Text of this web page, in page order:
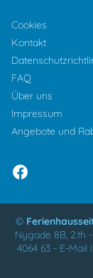
Cookies
Kontakt
FAQ
Über uns
Impressum
Angebote und
©
Nygade 8B, 2.th -
4064 63- E-Mail